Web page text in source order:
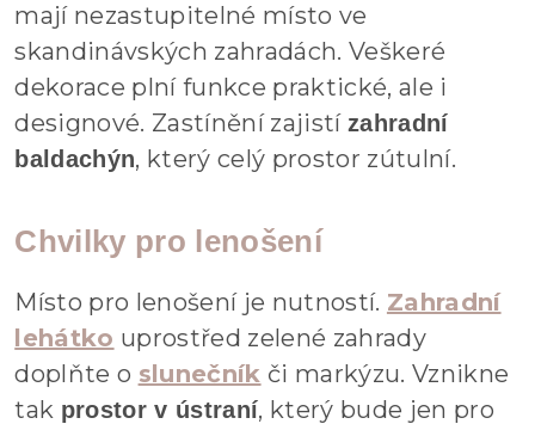
mají nezastupitelné místo ve
skandinávských zahradách. Veškeré
dekorace plní funkce praktické, ale i
designové. Zastínění zajistí zahradní
baldachýn, který celý prostor zútulní.
Chvilky pro lenošení
Místo pro lenošení je nutností. Zahradní
lehátko uprostřed zelené zahrady
doplňte o slunečník či markýzu. Vznikne
tak prostor v ústraní, který bude jen pro